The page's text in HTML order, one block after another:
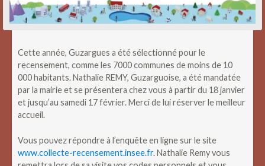
Cette année, Guzargues a été sélectionné pour le
recensement, comme les 7000 communes de moins de 10
000 habitants. Nathalie REMY, Guzarguoise, a été mandatée
par la mairie et se présentera chez vous à partir du 18 janvier
et jusqu’au samedi 17 février. Merci de lui réserver le meilleur
accueil.
Vous pouvez répondre à l’enquête en ligne sur le site
www.collecte-recensement.insee.fr. Nathalie Remy vous